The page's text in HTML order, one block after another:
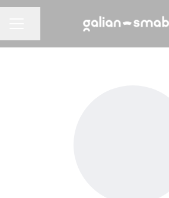
Partager la page